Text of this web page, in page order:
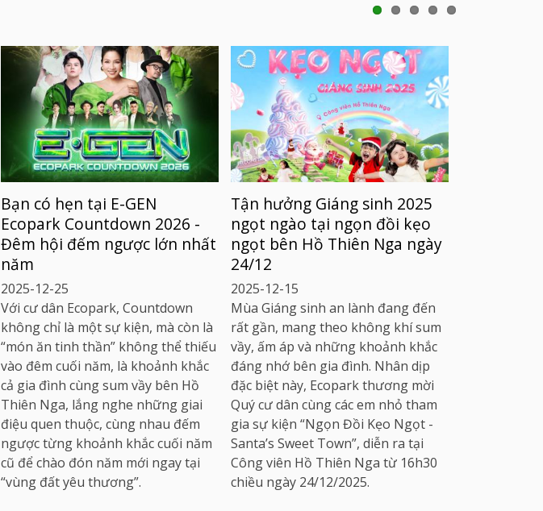
Bạn có hẹn tại E-GEN
Ecopark Countdown 2026 -
Đêm hội đếm ngược lớn nhất
năm
2025-12-25
Với cư dân Ecopark, Countdown
không chỉ là một sự kiện, mà còn là
“món ăn tinh thần” không thể thiếu
vào đêm cuối năm, là khoảnh khắc
cả gia đình cùng sum vầy bên Hồ
Thiên Nga, lắng nghe những giai
điệu quen thuộc, cùng nhau đếm
ngược từng khoảnh khắc cuối năm
cũ để chào đón năm mới ngay tại
“vùng đất yêu thương”.
Tận hưởng Giáng sinh 2025
ngọt ngào tại ngọn đồi kẹo
ngọt bên Hồ Thiên Nga ngày
24/12
2025-12-15
Mùa Giáng sinh an lành đang đến
rất gần, mang theo không khí sum
vầy, ấm áp và những khoảnh khắc
đáng nhớ bên gia đình. Nhân dịp
đặc biệt này, Ecopark thương mời
Quý cư dân cùng các em nhỏ tham
gia sự kiện “Ngọn Đồi Kẹo Ngọt -
Santa’s Sweet Town”, diễn ra tại
Công viên Hồ Thiên Nga từ 16h30
chiều ngày 24/12/2025.
1